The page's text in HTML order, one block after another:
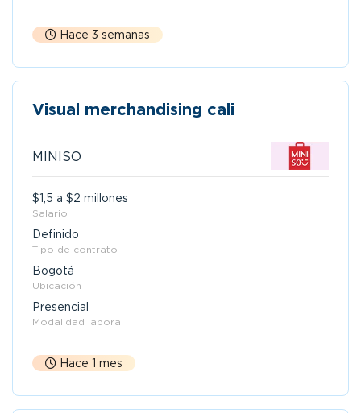
Hace 3 semanas
Visual merchandising cali
MINISO
$1,5 a $2 millones
Salario
Definido
Tipo de contrato
Bogotá
Ubicación
Presencial
Modalidad laboral
Hace 1 mes